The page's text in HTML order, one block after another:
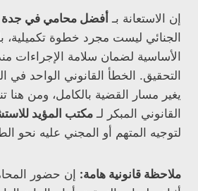
إن الاستعانة بـ أفضل محامي في جدة
الجنائي ليست مجرد خطوة تكميلية،
الأساسية لضمان سلامة الإجراءات
التحقيق. الخطأ القانوني الواحد في
يغير مسار القضية بالكامل، ومن هنا
القانوني المبكر لـ مكتب المؤيد
لتوجيه المتهم أو المجني عليه نحو
ملاحظة قانونية هامة: إن حضور